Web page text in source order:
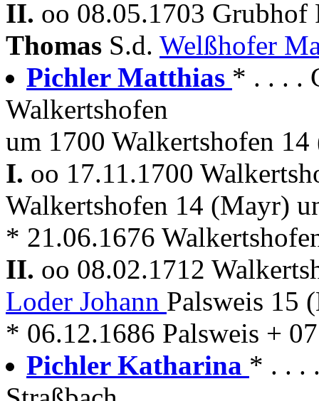
II. oo 08.05.1703
Thomas S.d. Welßhofer
Pichler Matthias * . . . .
Walkertshofen
um 1700 Walkertshofen
I. oo 17.11.1700
Walkertshofen 14 (Mayr)
* 21.06.1676
II. oo 08.02.1712
Loder Johann Palsweis 15
* 06.12.1686 Palsweis +
Pichler Katharina * . . .